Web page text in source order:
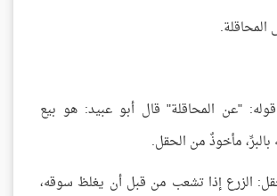
المحاقلة.
"عن المحاقلة" قال أبو عبيد: هو بيع
مأخوذٌ من الحقل.
الزرع إذا تشعب من قبل أن يغلظ سوقه،